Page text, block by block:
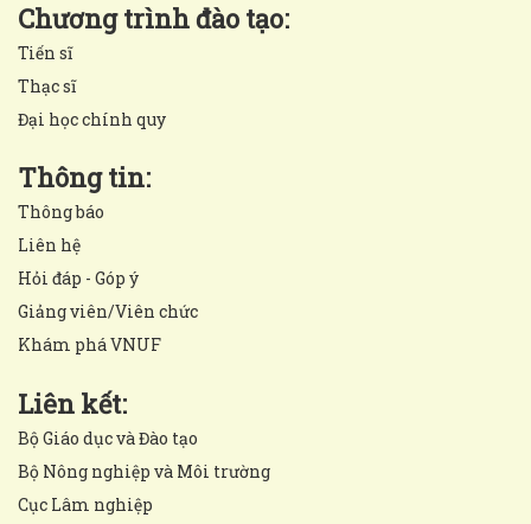
Chương trình đào tạo:
Tiến sĩ
Thạc sĩ
Đại học chính quy
Thông tin:
Thông báo
Liên hệ
Hỏi đáp - Góp ý
Giảng viên/Viên chức
Khám phá VNUF
Liên kết:
Bộ Giáo dục và Đào tạo
Bộ Nông nghiệp và Môi trường
Cục Lâm nghiệp